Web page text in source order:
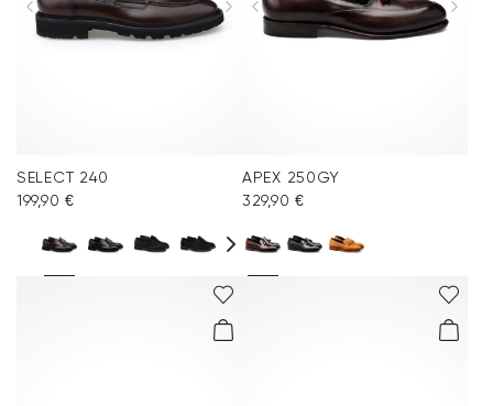
SELECT 240
199,90 €
APEX 250GY
329,90 €